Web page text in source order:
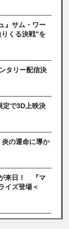
』サム・ワー
くる決戦”を
タリー配信決
定で3D上映決
の運命に導か
来日！ 『マ
イズ登場＜